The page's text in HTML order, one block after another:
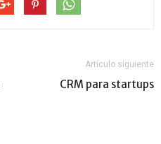
Artículo siguiente
CRM para startups